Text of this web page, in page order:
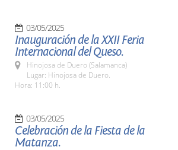
03/05/2025
Inauguración de la XXII Feria
Internacional del Queso.
Hinojosa de Duero (Salamanca)
Lugar: Hinojosa de Duero.
Hora: 11:00 h.
03/05/2025
Celebración de la Fiesta de la
Matanza.